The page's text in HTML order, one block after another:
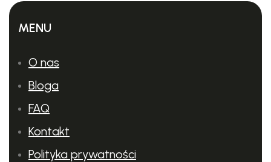
MENU
O nas
Bloga
FAQ
Kontakt
Polityka prywatności